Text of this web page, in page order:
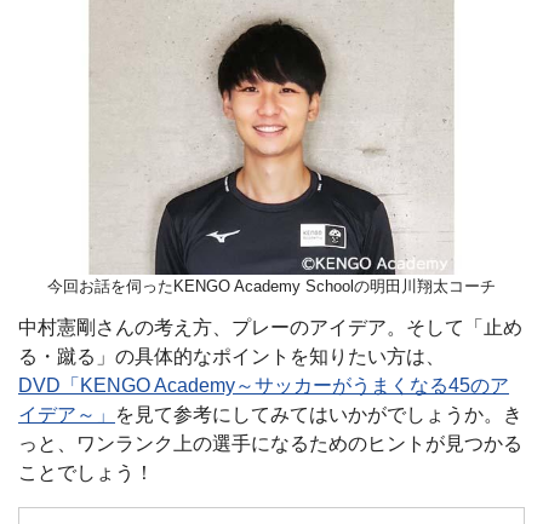
今回お話を伺ったKENGO Academy Schoolの明田川翔太コーチ
中村憲剛さんの考え方、プレーのアイデア。そして「止め
る・蹴る」の具体的なポイントを知りたい方は、
DVD「KENGO Academy～サッカーがうまくなる45のア
イデア～」
を見て参考にしてみてはいかがでしょうか。き
っと、ワンランク上の選手になるためのヒントが見つかる
ことでしょう！